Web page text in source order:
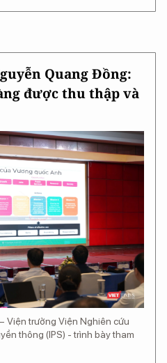
Quang Đồng:
được thu thập và
Viện trưởng Viện Nghiên cứu
thông (IPS) - trình bày tham